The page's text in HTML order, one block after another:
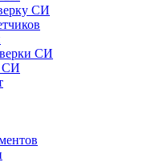
СИ
СИ
СИ